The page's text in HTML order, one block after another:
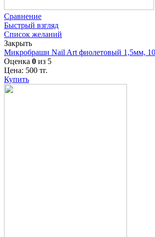
Сравнение
Быстрый взгляд
Список желаний
Закрыть
Микробраши Nail Art фиолетовый 1,5мм,
Оценка 0 из 5
Цена: 500 тг.
Купить